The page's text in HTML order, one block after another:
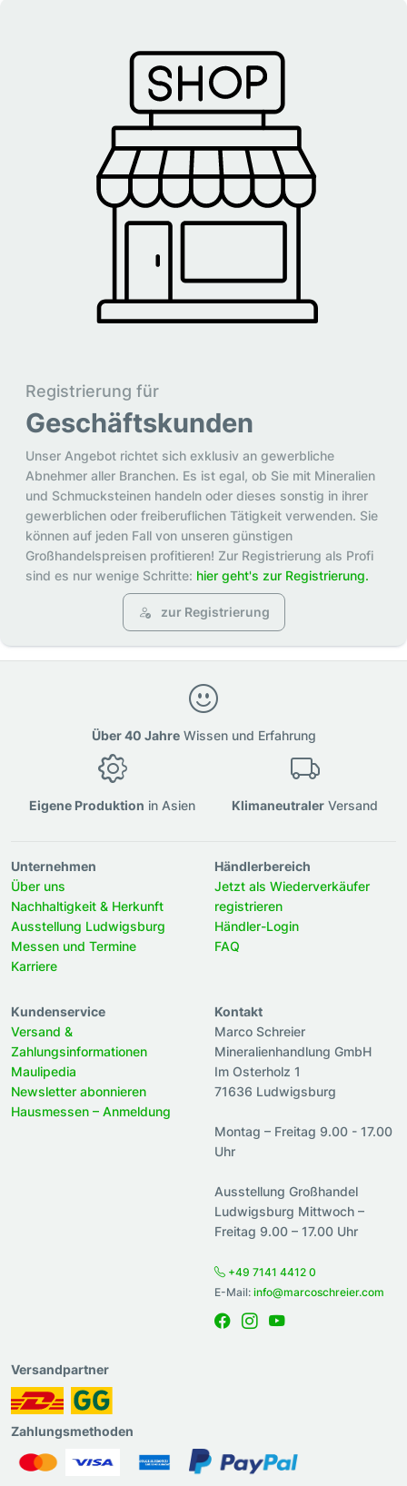
Registrierung für
Geschäftskunden
Unser Angebot richtet sich exklusiv an gewerbliche
Abnehmer aller Branchen. Es ist egal, ob Sie mit Mineralien
und Schmucksteinen handeln oder dieses sonstig in ihrer
gewerblichen oder freiberuflichen Tätigkeit verwenden. Sie
können auf jeden Fall von unseren günstigen
Großhandelspreisen profitieren! Zur Registrierung als Profi
sind es nur wenige Schritte: hier geht's zur Registrierung.
zur Registrierung
Über 40 JahreWissen und Erfahrung
Eigene Produktion in Asien Klimaneutraler Versand
Unternehmen
Über uns
Nachhaltigkeit & Herkunft
Ausstellung Ludwigsburg
Messen und Termine
Karriere
Händlerbereich
Jetzt als Wiederverkäufer
registrieren
Händler-Login
FAQ
Kundenservice
Versand &
Zahlungsinformationen
Maulipedia
Newsletter abonnieren
Hausmessen – Anmeldung
Kontakt
Marco Schreier
Mineralienhandlung GmbH
Im Osterholz 1
71636 Ludwigsburg
Montag – Freitag 9.00 - 17.00
Uhr
Ausstellung Großhandel
Ludwigsburg Mittwoch –
Freitag 9.00 – 17.00 Uhr
+49 7141 4412 0
E-Mail: info@marcoschreier.com
Versandpartner
Zahlungsmethoden